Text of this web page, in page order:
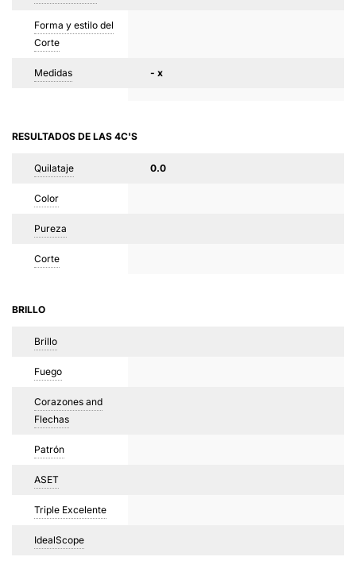
Forma y estilo del
Corte
Medidas - x
RESULTADOS DE LAS 4C'S
Quilataje 0.0
Color
Pureza
Corte
BRILLO
Brillo
Fuego
Corazones and
Flechas
Patrón
ASET
Triple Excelente
IdealScope